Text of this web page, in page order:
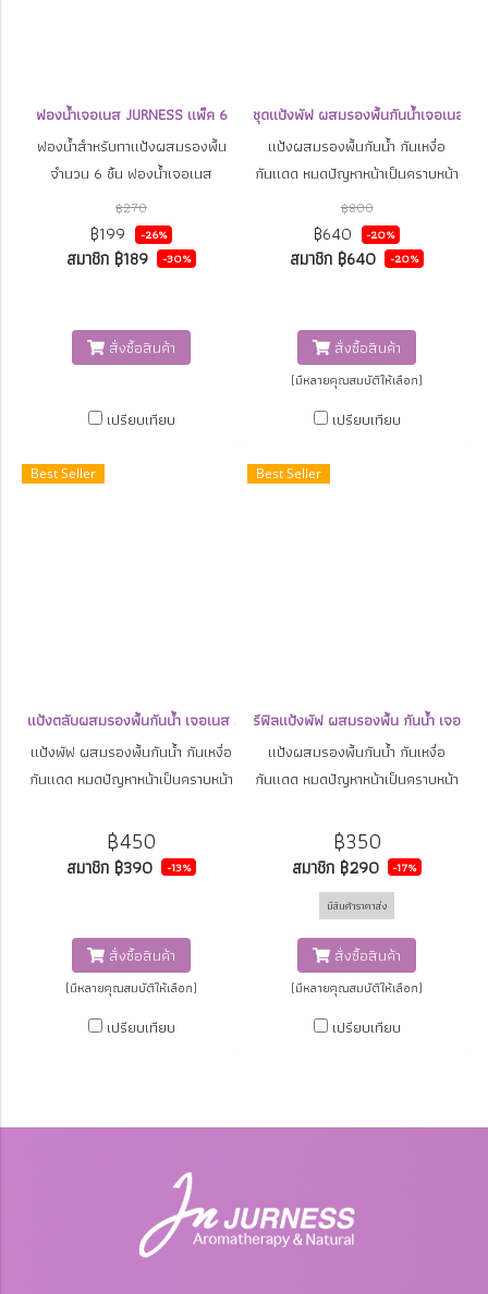
ฟองน้ำเจอเนส JURNESS แพ็ค 6
ฟองน้ำสำหรับทาแป้งผสมรองพื้น
จำนวน 6 ชิ้น ฟองน้ำเจอเนส
JURNESS เนื้อเนียนละเอียด นุ่มนวล
ต่อผิว มีรูพรุนละเอียดช่วยให้ทาแป้ง
ผสมรองพื้นได้เนียนเรียบ มีสาร
฿270
฿199 -26%
สมาชิก ฿189 -30%
สั่งซื้อสินค้า
เปรียบเทียบ
ชุดแป้งพัฟ ผสมรองพื้นกันน้ำเจอเนส
แป้งผสมรองพื้นกันน้ำ กันเหงื่อ
กันแดด หมดปัญหาหน้าเป็นคราบหน้า
หมองเมื่อเหงื่อออก นวัตกรรมผง
แป้งกันน้ำนำเข้าจากญี่ปุ่น อุดมด้วย
สารสกัดธรรมชาติจาก โสม ผงไข่มุก
ทดสอบการระคายเคืองจากแพทย์
ผิวหนัง เหมาะสำหรับทุกสภาพผิว
แม้แต่ผิวแพ้ง่าย หรือมีปัญหาสิว
ปกปิดปานกลาง ผิวหน้าแลดูเรียบ
ป้องกันการเกิดริ้วรอยด้วยอโรมา
฿800
฿640 -20%
สมาชิก ฿640 -20%
สั่งซื้อสินค้า
(มีหลายคุณสมบัติให้เลือก)
เปรียบเทียบ
Best Seller
แป้งตลับผสมรองพื้นกันน้ำ เจอเนส JURNESS Aromatherapy Foundation
แป้งพัฟ ผสมรองพื้นกันน้ำ กันเหงื่อ
กันแดด หมดปัญหาหน้าเป็นคราบหน้า
แป้งกันน้ำนำเข้าจากญี่ปุ่น อุดมด้วย
สารสกัดธรรมชาติจาก โสม ผงไข่มุก
ทดสอบการแพ้ระคายเคืองจาก
แพทย์ผิวหนัง เหมาะสำหรับทุกสภาพ
ผิว แม้แต่ผิวแพ้ง่าย หรือมีปัญหาสิว
ปกปิดปานกลาง ผิวหน้าแลดูเรียบ
แป้ง ป้องกันการเกิดริ้วรอยและผิว
และ B ไม่มีส่วนประกอบจากสัตว์
ไม่มีน้ำหอม ไม่มีพาราเบน
฿450
สมาชิก ฿390 -13%
สั่งซื้อสินค้า
(มีหลายคุณสมบัติให้เลือก)
เปรียบเทียบ
Best Seller
รีฟิลแป้งพัฟ ผสมรองพื้น กันน้ำ เจอเนส
แป้งผสมรองพื้นกันน้ำ กันเหงื่อ
กันแดด หมดปัญหาหน้าเป็นคราบหน้า
แป้งกันน้ำนำเข้าจากญี่ปุ่น อุดมด้วย
สารสกัดธรรมชาติจาก โสม ผงไข่มุก
ใช้ลาเวนเดอร์เอสเซนเชียลออยล์
แทนการใช้น้ำหอมสังเคราะห์ ผ่านการ
ทดสอบการระคายเคืองจากแพทย์
ผิวหนัง เหมาะสำหรับทุกสภาพผิว
แม้แต่ผิวแพ้ง่าย หรือมีปัญหาสิว
ปกปิดปานกลาง ผิวหน้าแลดูเรียบ
แป้ง ป้องกันการเกิดริ้วรอยและผิว
ไม่มีน้ำหอม ไม่มีพาราเบน
฿350
สมาชิก ฿290 -17%
มีสินค้าราคาส่ง
สั่งซื้อสินค้า
(มีหลายคุณสมบัติให้เลือก)
เปรียบเทียบ